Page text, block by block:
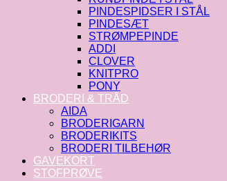
PINDESPIDSER I STÅL
PINDESÆT
STRØMPEPINDE
ADDI
CLOVER
KNITPRO
PONY
BRODERI & TRÅD
AIDA
BRODERIGARN
BRODERIKITS
BRODERI TILBEHØR
GAVEKORT
STOFPRØVE